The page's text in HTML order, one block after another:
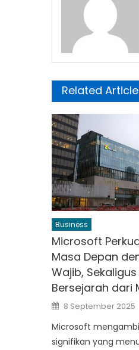
Related
Business
Microsoft
Masa Depan
Wajib,
Bersejarah dari
Posted
on
8 September 2025
Microsoft
signifikan yang